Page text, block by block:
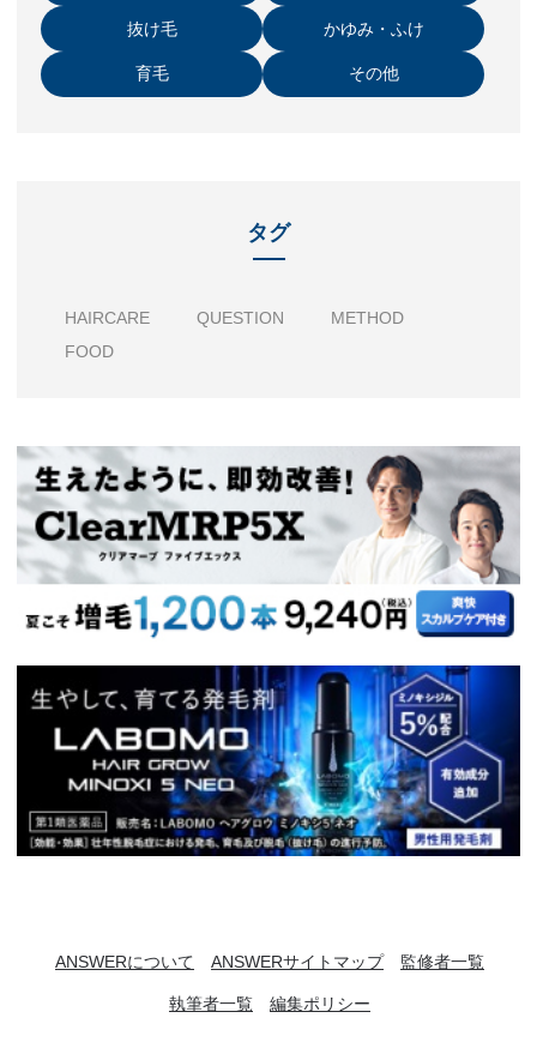
抜け毛 かゆみ・ふけ
育毛 その他
タグ
HAIRCARE QUESTION
METHOD
FOOD
ANSWERについて ANSWERサイトマップ 監修者一覧
執筆者一覧 編集ポリシー